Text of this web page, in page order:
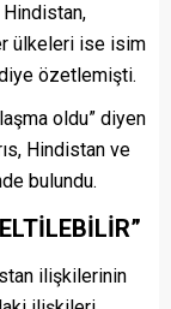
ülkeleri ise isim
özetlemişti.
oldu” diyen
Hindistan ve
bulundu.
ilişkilerinin